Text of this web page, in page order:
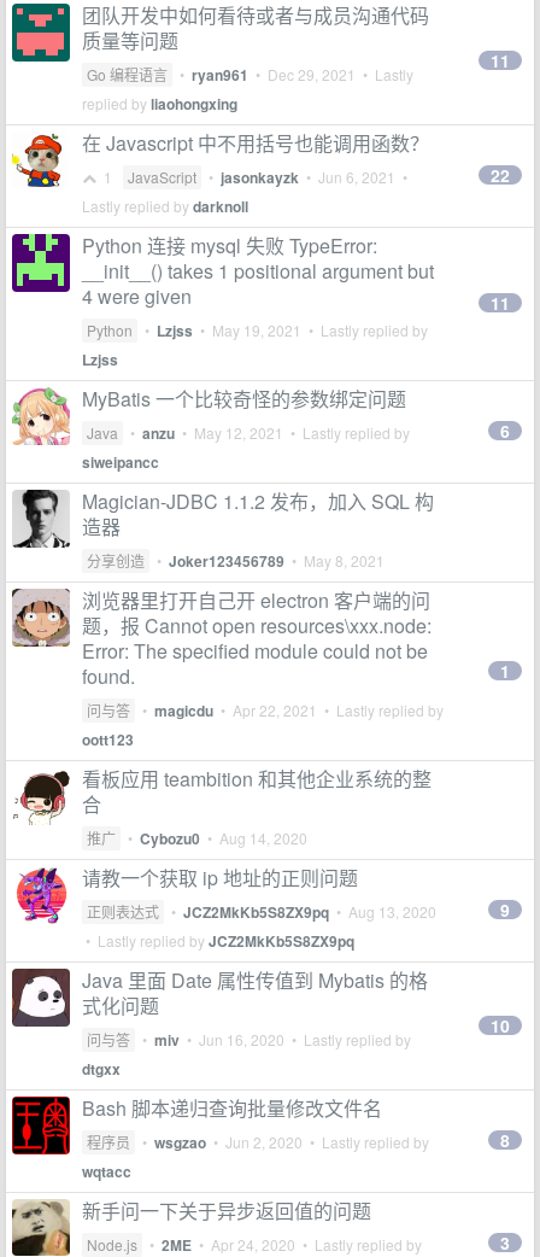
团队开发中如何看待或者与成员沟通代码
质量等问题
Go 编程语言 • ryan961 • Dec 29, 2021 • Lastly
replied byliaohongxing
11
在 Javascript 中不用括号也能调用函数？
1 JavaScript • jasonkayzk • Jun 6, 2021 •
Lastly replied bydarknoll
22
Python 连接 mysql 失败 TypeError:
__init__() takes 1 positional argument but
4 were given
Python • Lzjss • May 19, 2021 • Lastly replied by
Lzjss
11
MyBatis 一个比较奇怪的参数绑定问题
Java • anzu • May 12, 2021 • Lastly replied by
siweipancc
6
Magician-JDBC 1.1.2 发布，加入 SQL 构
造器
分享创造 • Joker123456789 • May 8, 2021
浏览器里打开自己开 electron 客户端的问
题，报 Cannot open resources\xxx.node:
Error: The specified module could not be
found.
问与答 • magicdu • Apr 22, 2021 • Lastly replied by
oott123
1
看板应用 teambition 和其他企业系统的整
合
推广 • Cybozu0 • Aug 14, 2020
请教一个获取 ip 地址的正则问题
正则表达式 • JCZ2MkKb5S8ZX9pq • Aug 13, 2020
• Lastly replied byJCZ2MkKb5S8ZX9pq
9
Java 里面 Date 属性传值到 Mybatis 的格
式化问题
问与答 • miv • Jun 16, 2020 • Lastly replied by
dtgxx
10
Bash 脚本递归查询批量修改文件名
程序员 • wsgzao • Jun 2, 2020 • Lastly replied by
wqtacc
8
新手问一下关于异步返回值的问题
Node.js • 2ME • Apr 24, 2020 • Lastly replied by 3